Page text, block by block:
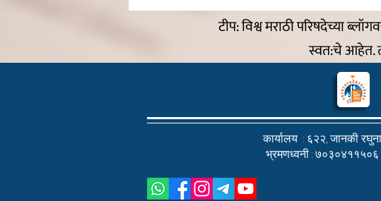
टीप: विश्व मराठी परिषदेच्या
स्वत:चे आहेत.
कार्यालय : ६२२, जानकी
भ्रमणध्वनी :